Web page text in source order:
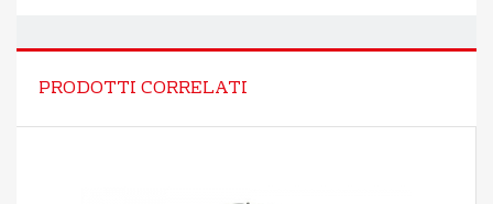
PRODOTTI CORRELATI